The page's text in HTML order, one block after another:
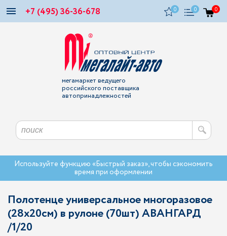
+7 (495) 36-36-678 0 0 0
мегамаркет ведущего
российского поставщика
автопринадлежностей
Используйте функцию «Быстрый заказ», чтобы сэкономить
время при оформлении
Полотенце универсальное многоразовое
(28х20см) в рулоне (70шт) АВАНГАРД
/1/20